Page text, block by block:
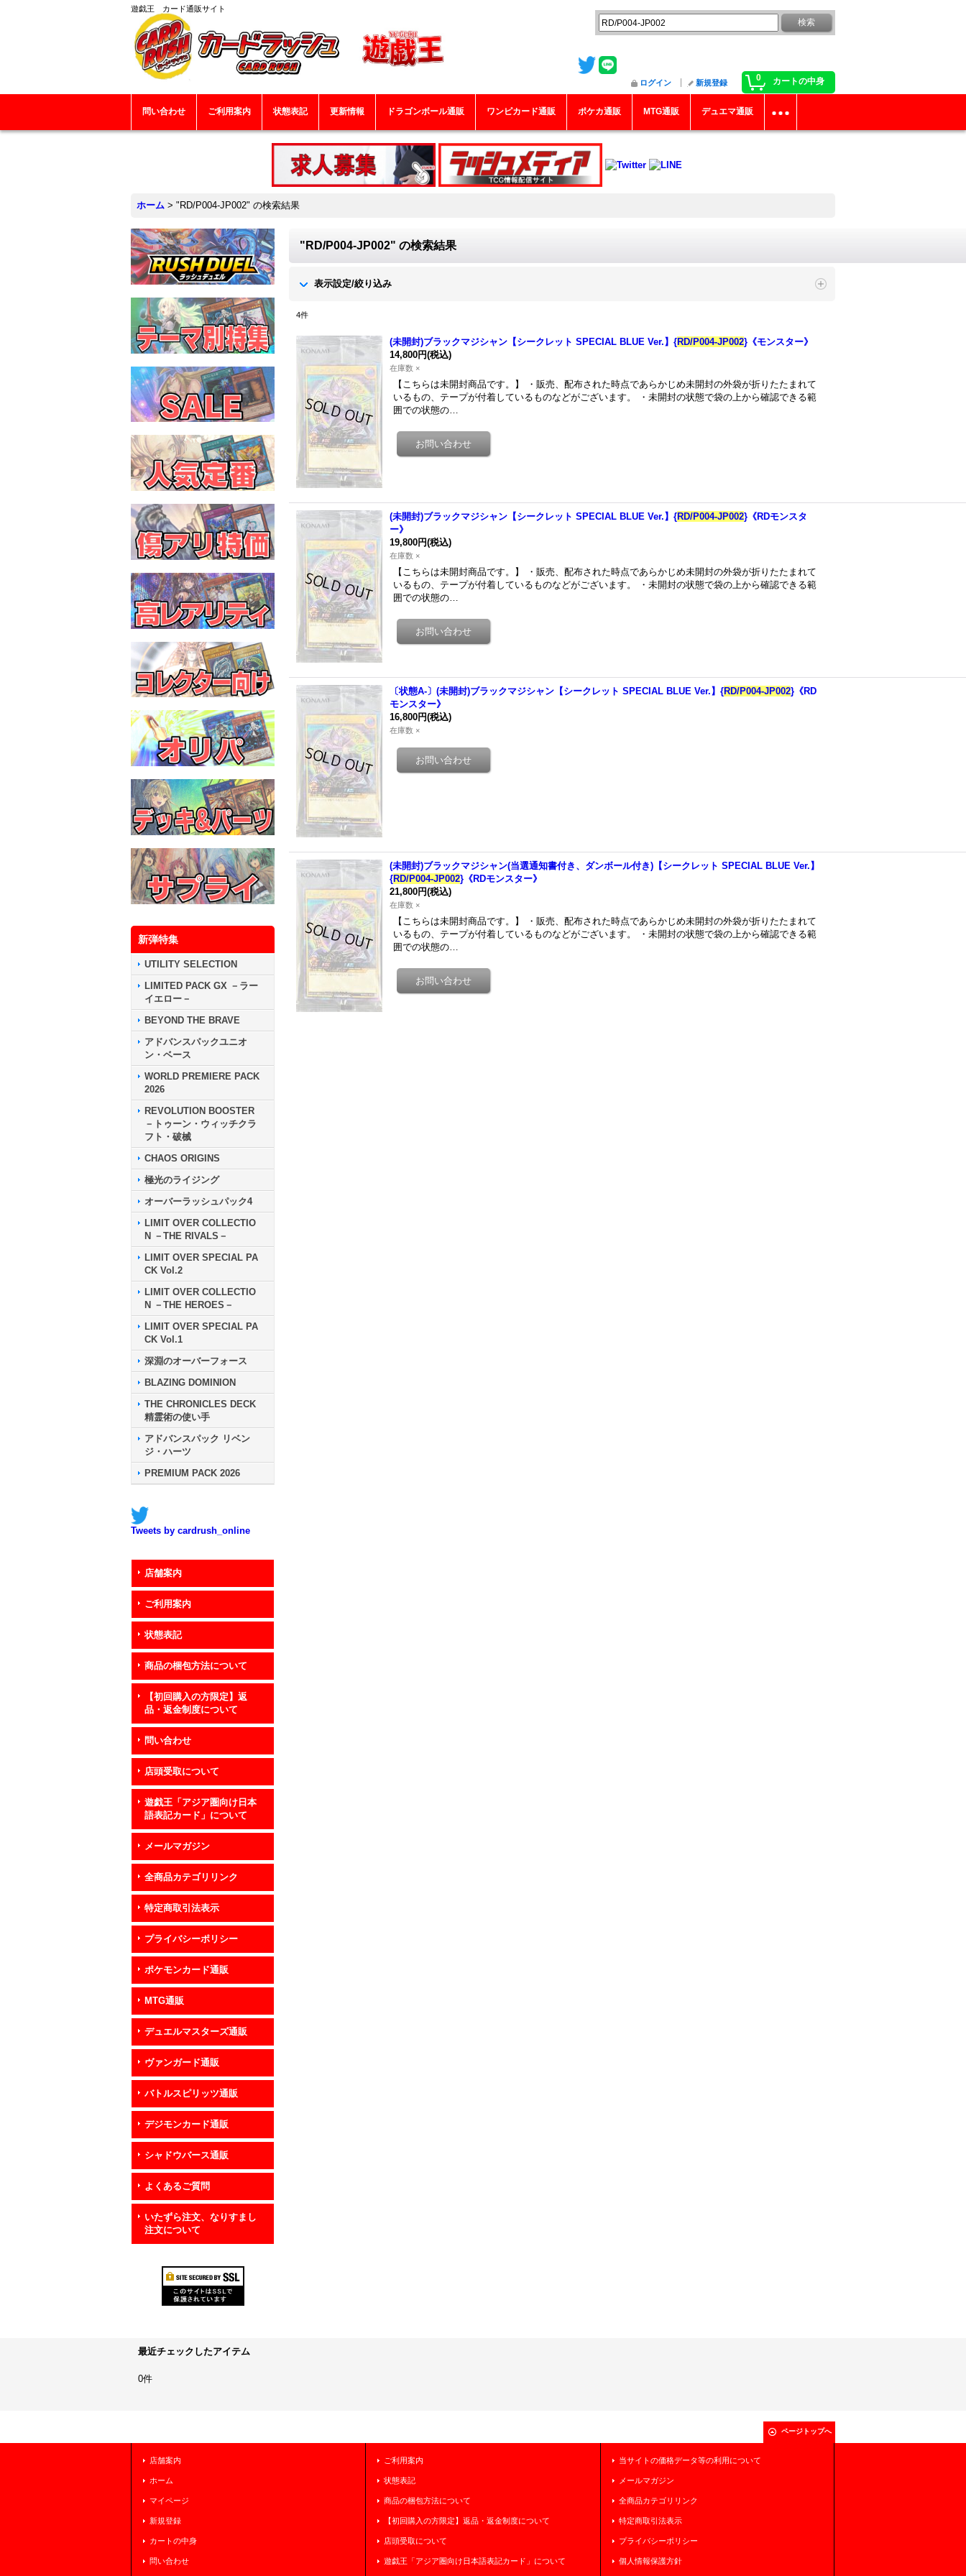
遊戯王 カード通販サイト
0 カートの中身
ログイン 新規登録
問い合わせ ご利用案内 状態表記 更新情報 ドラゴンボール通販 ワンピカード通販 ポケカ通販 MTG通販 デュエマ通販
ホーム > "RD/P004-JP002" の検索結果
新弾特集
UTILITY SELECTION
LIMITED PACK GX －ラー
イエロー－
BEYOND THE BRAVE
アドバンスパックユニオ
ン・ベース
WORLD PREMIERE PACK
2026
REVOLUTION BOOSTER
－トゥーン・ウィッチクラ
フト・破械
CHAOS ORIGINS
極光のライジング
オーバーラッシュパック4
LIMIT OVER COLLECTIO
N －THE RIVALS－
LIMIT OVER SPECIAL PA
CK Vol.2
LIMIT OVER COLLECTIO
N －THE HEROES－
LIMIT OVER SPECIAL PA
CK Vol.1
深淵のオーバーフォース
BLAZING DOMINION
THE CHRONICLES DECK
精霊術の使い手
アドバンスパック リベン
ジ・ハーツ
PREMIUM PACK 2026
Tweets by cardrush_online
店舗案内
ご利用案内
状態表記
商品の梱包方法について
【初回購入の方限定】返
品・返金制度について
問い合わせ
店頭受取について
遊戯王「アジア圏向け日本
語表記カード」について
メールマガジン
全商品カテゴリリンク
特定商取引法表示
プライバシーポリシー
ポケモンカード通販
MTG通販
デュエルマスターズ通販
ヴァンガード通販
バトルスピリッツ通販
デジモンカード通販
シャドウバース通販
よくあるご質問
いたずら注文、なりすまし
注文について
"RD/P004-JP002" の検索結果
表示設定/絞り込み
4件
(未開封)ブラックマジシャン【シークレット SPECIAL BLUE Ver.】{RD/P004-JP002}《モンスター》
14,800円(税込)
在庫数 ×
【こちらは未開封商品です。】 ・販売、配布された時点であらかじめ未開封の外袋が折りたたまれて
いるもの、テープが付着しているものなどがございます。 ・未開封の状態で袋の上から確認できる範
囲での状態の…
(未開封)ブラックマジシャン【シークレット SPECIAL BLUE Ver.】{RD/P004-JP002}《RDモンスタ
ー》
19,800円(税込)
在庫数 ×
【こちらは未開封商品です。】 ・販売、配布された時点であらかじめ未開封の外袋が折りたたまれて
いるもの、テープが付着しているものなどがございます。 ・未開封の状態で袋の上から確認できる範
囲での状態の…
〔状態A-〕(未開封)ブラックマジシャン【シークレット SPECIAL BLUE Ver.】{RD/P004-JP002}《RD
モンスター》
16,800円(税込)
在庫数 ×
(未開封)ブラックマジシャン(当選通知書付き、ダンボール付き)【シークレット SPECIAL BLUE Ver.】
{RD/P004-JP002}《RDモンスター》
21,800円(税込)
在庫数 ×
【こちらは未開封商品です。】 ・販売、配布された時点であらかじめ未開封の外袋が折りたたまれて
いるもの、テープが付着しているものなどがございます。 ・未開封の状態で袋の上から確認できる範
囲での状態の…
最近チェックしたアイテム
0件
ページトップへ
店舗案内
ホーム
マイページ
新規登録
カートの中身
問い合わせ
ご利用案内
状態表記
商品の梱包方法について
【初回購入の方限定】返品・返金制度について
店頭受取について
遊戯王「アジア圏向け日本語表記カード」について
当サイトの価格データ等の利用について
メールマガジン
全商品カテゴリリンク
特定商取引法表示
プライバシーポリシー
個人情報保護方針